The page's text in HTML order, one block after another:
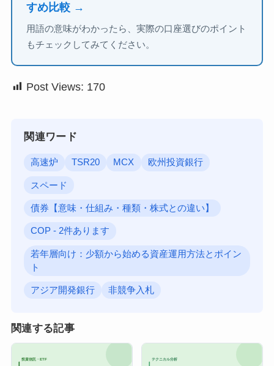
すめ比較 →
用語の意味がわかったら、実際の口座選びのポイント
もチェックしてみてください。
Post Views: 170
関連ワード
高速炉 TSR20 MCX 欧州投資銀行
スペード
債券【意味・仕組み・種類・株式との違い】
COP - 2件あります
若年層向け：少額から始める資産運用方法とポイン
ト
アジア開発銀行 非競争入札
関連する記事